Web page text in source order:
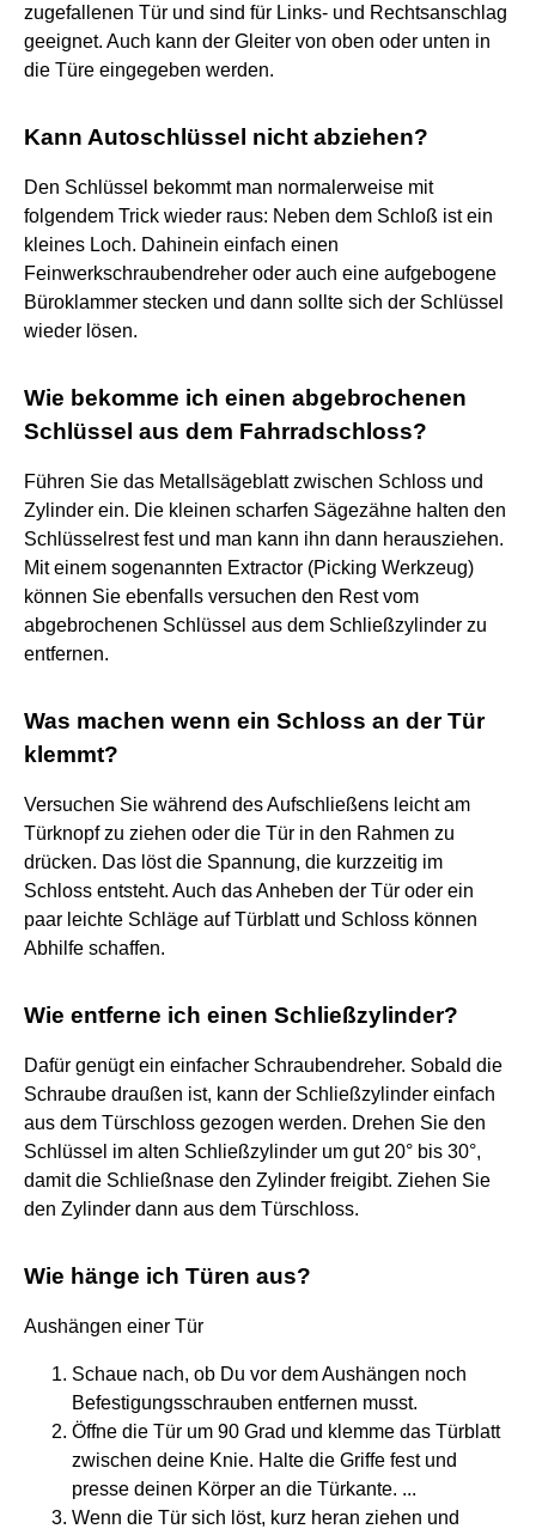
zugefallenen Tür und sind für Links- und Rechtsanschlag
geeignet. Auch kann der Gleiter von oben oder unten in
die Türe eingegeben werden.
Kann Autoschlüssel nicht abziehen?
Den Schlüssel bekommt man normalerweise mit
folgendem Trick wieder raus: Neben dem Schloß ist ein
kleines Loch. Dahinein einfach einen
Feinwerkschraubendreher oder auch eine aufgebogene
Büroklammer stecken und dann sollte sich der Schlüssel
wieder lösen.
Wie bekomme ich einen abgebrochenen
Schlüssel aus dem Fahrradschloss?
Führen Sie das Metallsägeblatt zwischen Schloss und
Zylinder ein. Die kleinen scharfen Sägezähne halten den
Schlüsselrest fest und man kann ihn dann herausziehen.
Mit einem sogenannten Extractor (Picking Werkzeug)
können Sie ebenfalls versuchen den Rest vom
abgebrochenen Schlüssel aus dem Schließzylinder zu
entfernen.
Was machen wenn ein Schloss an der Tür
klemmt?
Versuchen Sie während des Aufschließens leicht am
Türknopf zu ziehen oder die Tür in den Rahmen zu
drücken. Das löst die Spannung, die kurzzeitig im
Schloss entsteht. Auch das Anheben der Tür oder ein
paar leichte Schläge auf Türblatt und Schloss können
Abhilfe schaffen.
Wie entferne ich einen Schließzylinder?
Dafür genügt ein einfacher Schraubendreher. Sobald die
Schraube draußen ist, kann der Schließzylinder einfach
aus dem Türschloss gezogen werden. Drehen Sie den
Schlüssel im alten Schließzylinder um gut 20° bis 30°,
damit die Schließnase den Zylinder freigibt. Ziehen Sie
den Zylinder dann aus dem Türschloss.
Wie hänge ich Türen aus?
Aushängen einer Tür
Schaue nach, ob Du vor dem Aushängen noch
Befestigungsschrauben entfernen musst.
Öffne die Tür um 90 Grad und klemme das Türblatt
zwischen deine Knie. Halte die Griffe fest und
presse deinen Körper an die Türkante. ...
Wenn die Tür sich löst, kurz heran ziehen und